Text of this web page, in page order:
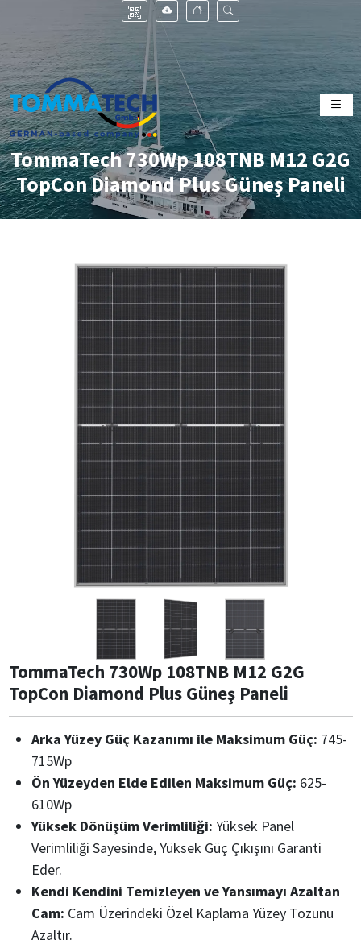
TommaTech 730Wp 108TNB M12 G2G
TopCon Diamond Plus Güneş Paneli
TommaTech 730Wp 108TNB M12 G2G
TopCon Diamond Plus Güneş Paneli
Arka Yüzey Güç Kazanımı ile Maksimum Güç: 745-
715Wp
Ön Yüzeyden Elde Edilen Maksimum Güç: 625-
610Wp
Yüksek Dönüşüm Verimliliği: Yüksek Panel
Verimliliği Sayesinde, Yüksek Güç Çıkışını Garanti
Eder.
Kendi Kendini Temizleyen ve Yansımayı Azaltan
Cam: Cam Üzerindeki Özel Kaplama Yüzey Tozunu
Azaltır.